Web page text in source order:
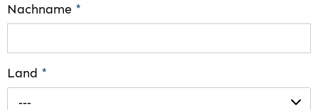
Nachname *
Land *
---